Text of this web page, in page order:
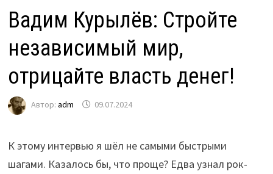
Вадим Курылёв: Стройте
независимый мир,
отрицайте власть денег!
Автор: adm 09.07.2024
К этому интервью я шёл не самыми быстрыми
шагами. Казалось бы, что проще? Едва узнал рок-